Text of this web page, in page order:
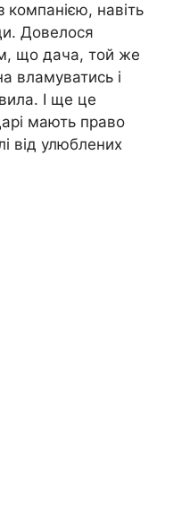
компанією, навіть
Довелося
що дача, той же
вламуватись і
І ще це
мають право
від улюблених